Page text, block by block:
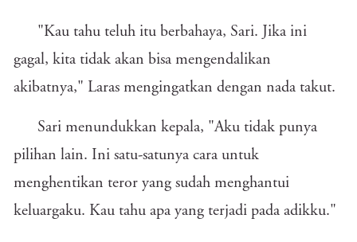
"Kau tahu teluh itu berbahaya, Sari. Jika ini
gagal, kita tidak akan bisa mengendalikan
akibatnya," Laras mengingatkan dengan nada takut.
Sari menundukkan kepala, "Aku tidak punya
pilihan lain. Ini satu-satunya cara untuk
menghentikan teror yang sudah menghantui
keluargaku. Kau tahu apa yang terjadi pada adikku."